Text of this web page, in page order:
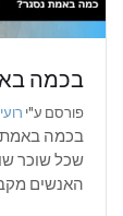
בכמה
אביב -
פורסם ע"י
בכמה באמת
שכל שוכר
האנשים